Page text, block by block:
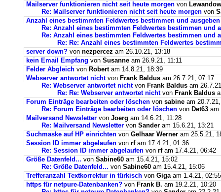
Mailserver funktionieren nicht seit heute morgen von
Re: Mailserver funktionieren nicht seit heute morgen von
Anzahl eines bestimmten Feldwertes bestimmen und ausgeben
Re: Anzahl eines bestimmten Feldwertes bestimmen und
Re: Anzahl eines bestimmten Feldwertes bestimmen und
Re: Re: Anzahl eines bestimmten Feldwertes
server down? von nezpercez am 26.10.21, 13:18
kein Email Empfang von Susanne am 26.9.21, 11:11
Felder Abgleich von Robertam 14.8.21, 18:39
Webserver antwortet nichtvon Frank Baldus am 26.7.21, 07:17
Re: Webserver antwortet nichtvon Frank Baldus am
Re: Re: Webserver antwortet nichtvon Frank Baldus
Forum Einträge bearbeiten oder löschen von sabine am
Re: Forum Einträge bearbeiten oder löschen von Det63 am
Mailversand Newsletter von Joerg am 14.6.21, 11:28
Re: Mailversand Newsletter von Sander am 15.6.21, 13:21
Suchmaske auf HP einrichten von Gelhaar Werner am 25.5.21,
Session ID immer abgelaufen von rfam 17.4.21, 01:36
Re: Session ID immer abgelaufen von rfam 17.4.21, 06:42
Größe Datenfeld... von Sabine60 am 15.4.21, 15:02
Re: Größe Datenfeld... von Sabine60 am 15.4.21, 15:06
Trefferanzahl Textkorrektur in türkisch von Gigaam 1.4.21, 02:55
https für netpure-Datenbanken? von Frank B. am 19.2.21, 10:20